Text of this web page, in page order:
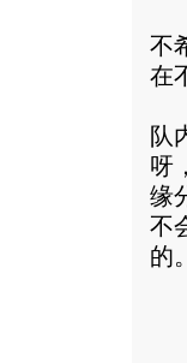
“
不
在
队
呀
缘
不
的
“